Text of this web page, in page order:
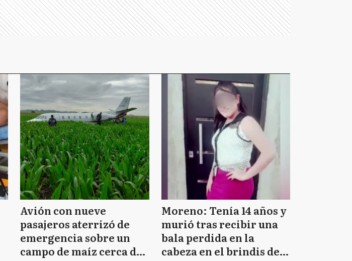
Avión con nueve
pasajeros aterrizó de
emergencia sobre un
campo de maíz cerca de
Moreno: Tenía 14 años y
murió tras recibir una
bala perdida en la
cabeza en el brindis de